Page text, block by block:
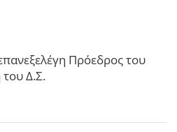
Πρόεδρος του
Δ.Σ.